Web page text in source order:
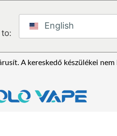
English
A kereskedő készülékei